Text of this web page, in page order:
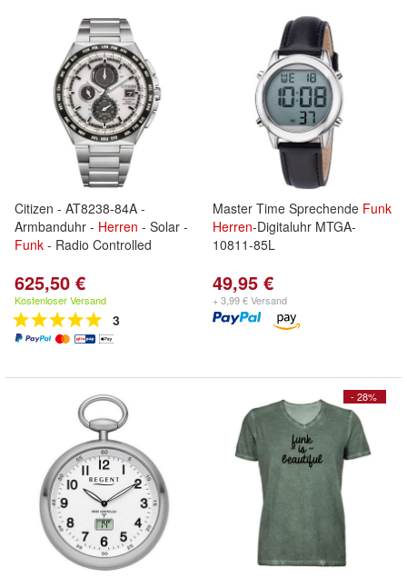
Citizen - AT8238-84A -
Armbanduhr - Herren - Solar -
Funk - Radio Controlled
625,50 €
Kostenloser Versand
3
Master Time Sprechende Funk
Herren-Digitaluhr MTGA-
10811-85L
49,95 €
+ 3,99 € Versand
- 28%